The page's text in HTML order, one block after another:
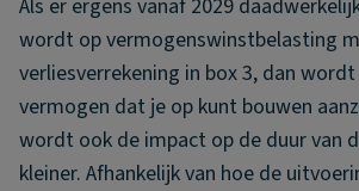
Als er ergens vanaf 2029
wordt op vermogenswinstbelasting
verliesverrekening in box 3, dan
vermogen dat je op kunt bouwen
wordt ook de impact op de duur van
kleiner. Afhankelijk van hoe de